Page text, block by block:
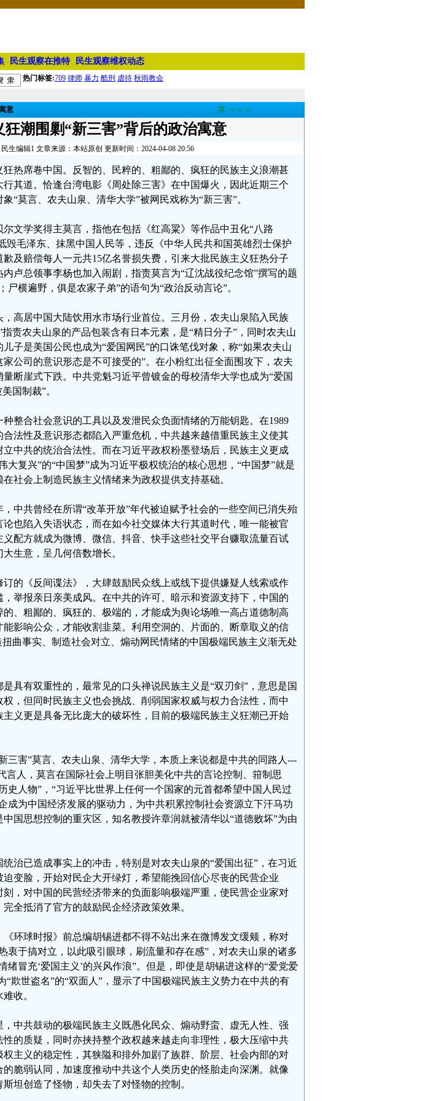
民生观察在推特 民生观察维权动态
热门标签:709 律师 暴力 酷刑 虐待 秋雨教会
意 荐 ★★★
狂潮围剿“新三害”背后的政治寓意
生编辑1 文章来源：本站原创 更新时间：2024-04-08 20:56
热席卷中国。反智的、民粹的、粗鄙的、疯狂的民族主义浪潮甚
其道。恰逢台湾电影《周处除三害》在中国爆火，因此近期三个
“莫言、农夫山泉、清华大学”被网民戏称为“新三害”。
文学奖得主莫言，指他在包括《红高粱》等作品中丑化“八路
毁毛泽东、抹黑中国人民等，违反《中华人民共和国英雄烈士保护
及赔偿每人一元共15亿名誉损失费，引来大批民族主义狂热分子
卢总领事李杨也加入闹剧，指责莫言为“辽沈战役纪念馆”撰写的题
尸横遍野，俱是农家子弟”的语句为“政治反动言论”。
高居中国大陆饮用水市场行业首位。三月份，农夫山泉陷入民族
责农夫山泉的产品包装含有日本元素，是“精日分子”，同时农夫山
子是美国公民也成为“爱国网民”的口诛笔伐对象，称“如果农夫山
公司的意识形态是不可接受的”。在小粉红出征全面围攻下，农夫
断崖式下跌。中共党魁习近平曾镀金的母校清华大学也成为“爱国
国制裁”。
整合社会意识的工具以及发泄民众负面情绪的万能钥匙。在1989
法性及意识形态都陷入严重危机，中共越来越借重民族主义使其
中共的统治合法性。而在习近平政权粉墨登场后，民族主义更成
大复兴”的“中国梦”成为习近平极权统治的核心思想，“中国梦”就是
社会上制造民族主义情绪来为政权提供支持基础。
中共曾经在所谓“改革开放”年代被迫赋予社会的一些空间已消失殆
也陷入失语状态，而在如今社交媒体大行其道时代，唯一能被官
配方就成为微博、微信、抖音、快手这些社交平台赚取流量百试
生意，呈几何倍数增长。
订的《反间谍法》，大肆鼓励民众线上或线下提供嫌疑人线索或作
举报亲日亲美成风。在中共的许可、暗示和资源支持下，中国的
、粗鄙的、疯狂的、极端的，才能成为舆论场唯一高占道德制高
影响公众，才能收割韭菜。利用空洞的、片面的、断章取义的信
曲事实、制造社会对立、煽动网民情绪的中国极端民族主义渐无处
具有双重性的，最常见的口头禅说民族主义是“双刃剑”，意思是国
，但同时民族主义也会挑战、削弱国家权威与权力合法性，而中
义更是具备无比庞大的破坏性，目前的极端民族主义狂潮已开始
三害”莫言、农夫山泉、清华大学，本质上来说都是中共的同路人---
言人，莫言在国际社会上明目张胆美化中共的言论控制、箝制思
史人物”，“习近平比世界上任何一个国家的元首都希望中国人民过
成为中国经济发展的驱动力，为中共积累控制社会资源立下汗马功
国思想控制的重灾区，知名教授许章润就被清华以“道德败坏”为由
治已造成事实上的冲击，特别是对农夫山泉的“爱国出征”，在习近
变脸，开始对民企大开绿灯，希望能挽回信心尽丧的民营企业
，对中国的民营经济带来的负面影响极端严重，使民营企业家对
全抵消了官方的鼓励民企经济政策效果。
环球时报》前总编胡锡进都不得不站出来在微博发文缓颊，称对
衷于搞对立，以此吸引眼球，刷流量和存在感”，对农夫山泉的诸多
绪冒充‘爱国主义’的兴风作浪”。但是，即使是胡锡进这样的“爱党爱
“欺世盗名”的“双面人”，显示了中国极端民族主义势力在中共的有
收。
中共鼓动的极端民族主义既愚化民众、煽动野蛮、虚无人性、强
的质疑，同时亦挟持整个政权越来越走向非理性，极大压缩中共
主义的稳定性，其狭隘和排外加剧了族群、阶层、社会内部的对
脆弱认同，加速度推动中共这个人类历史的怪胎走向深渊。就像
坦创造了怪物，却失去了对怪物的控制。